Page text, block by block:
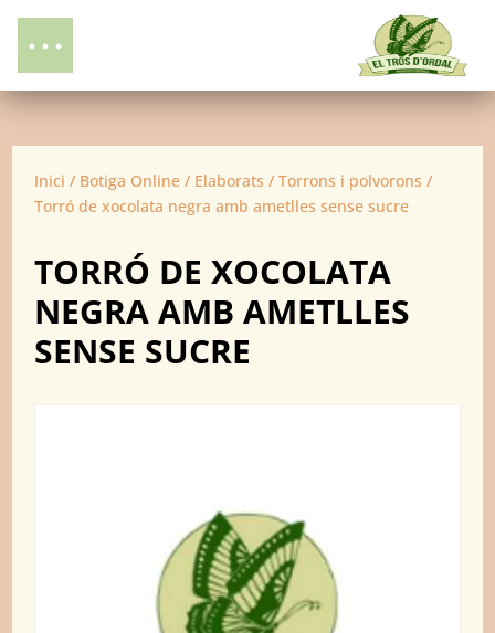
Inici / Botiga Online / Elaborats /Torrons i polvorons /
Torró de xocolata negra amb ametlles sense sucre
TORRÓ DE XOCOLATA
NEGRA AMB AMETLLES
SENSE SUCRE